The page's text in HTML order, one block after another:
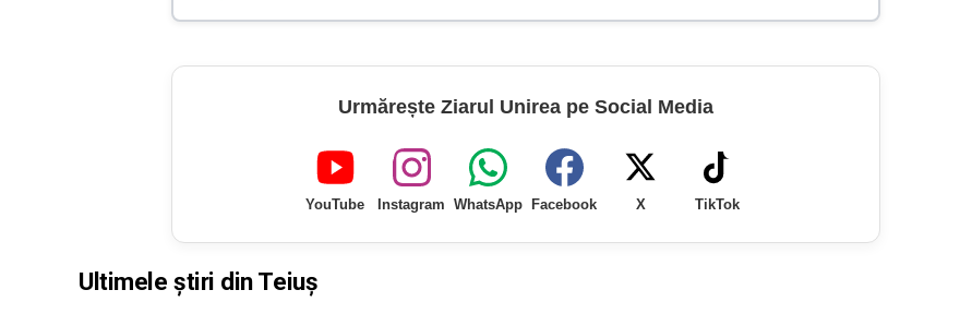
Urmărește Ziarul Unirea pe Social Media
YouTube Instagram WhatsApp Facebook X TikTok
Ultimele știri din Teiuș